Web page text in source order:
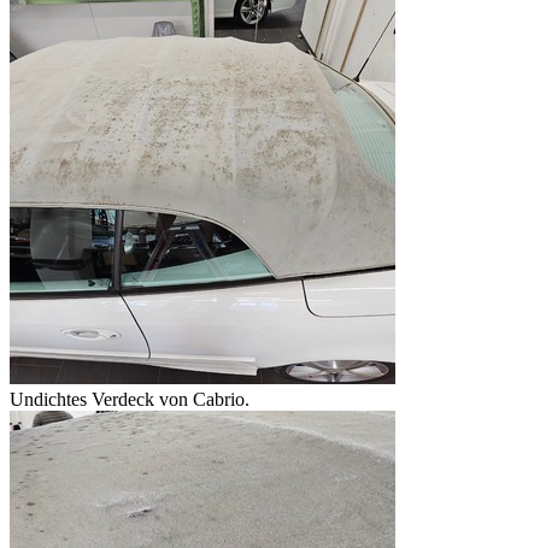
Undichtes Verdeck von Cabrio.